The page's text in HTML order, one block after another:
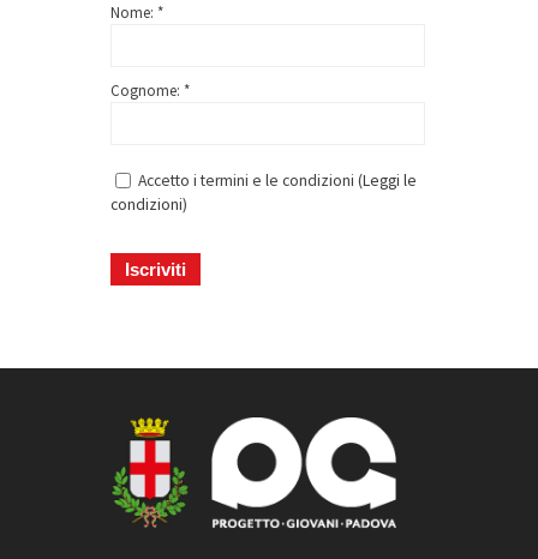
Nome: *
Cognome: *
Accetto i termini e le condizioni (Leggi le
condizioni)